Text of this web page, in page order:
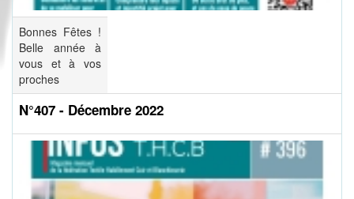
Bonnes Fêtes !
Belle année à
vous et à vos
proches
N°407 - Décembre 2022